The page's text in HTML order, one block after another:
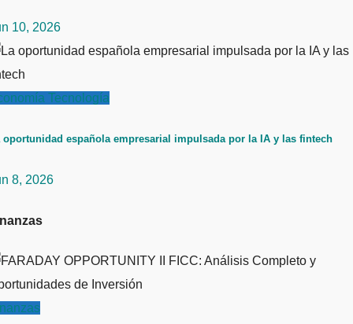
10, 2026
Tecnología
oportunidad española empresarial impulsada por la IA y las fintech
8, 2026